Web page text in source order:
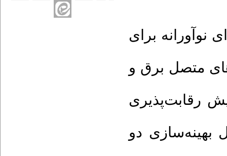
نوآورانه برای
متصل برق و
رقابت‌پذیری
بهینه‌سازی دو